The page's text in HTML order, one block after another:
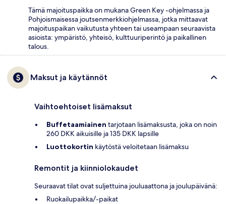
Tämä majoituspaikka on mukana Green Key -ohjelmassa ja
Pohjoismaisessa joutsenmerkkiohjelmassa, jotka mittaavat
majoituspaikan vaikutusta yhteen tai useampaan seuraavista
asioista: ympäristö, yhteisö, kulttuuriperintö ja paikallinen
talous.
Maksut ja käytännöt
Vaihtoehtoiset lisämaksut
Buffetaamiainen tarjotaan lisämaksusta, joka on noin
260 DKK aikuisille ja 135 DKK lapsille
Luottokortin käytöstä veloitetaan lisämaksu
Remontit ja kiinniolokaudet
Seuraavat tilat ovat suljettuina jouluaattona ja joulupäivänä:
Ruokailupaikka/-paikat